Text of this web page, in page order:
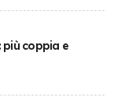
più coppia e